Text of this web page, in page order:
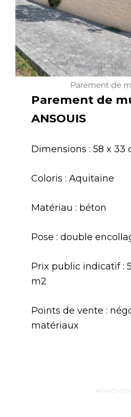
Parement de
ANSOUIS
Dimensions : 58 x 33
Coloris : Aquitaine
Matériau : béton
Pose : double
Prix public indicatif :
m2
Points de vente :
matériaux